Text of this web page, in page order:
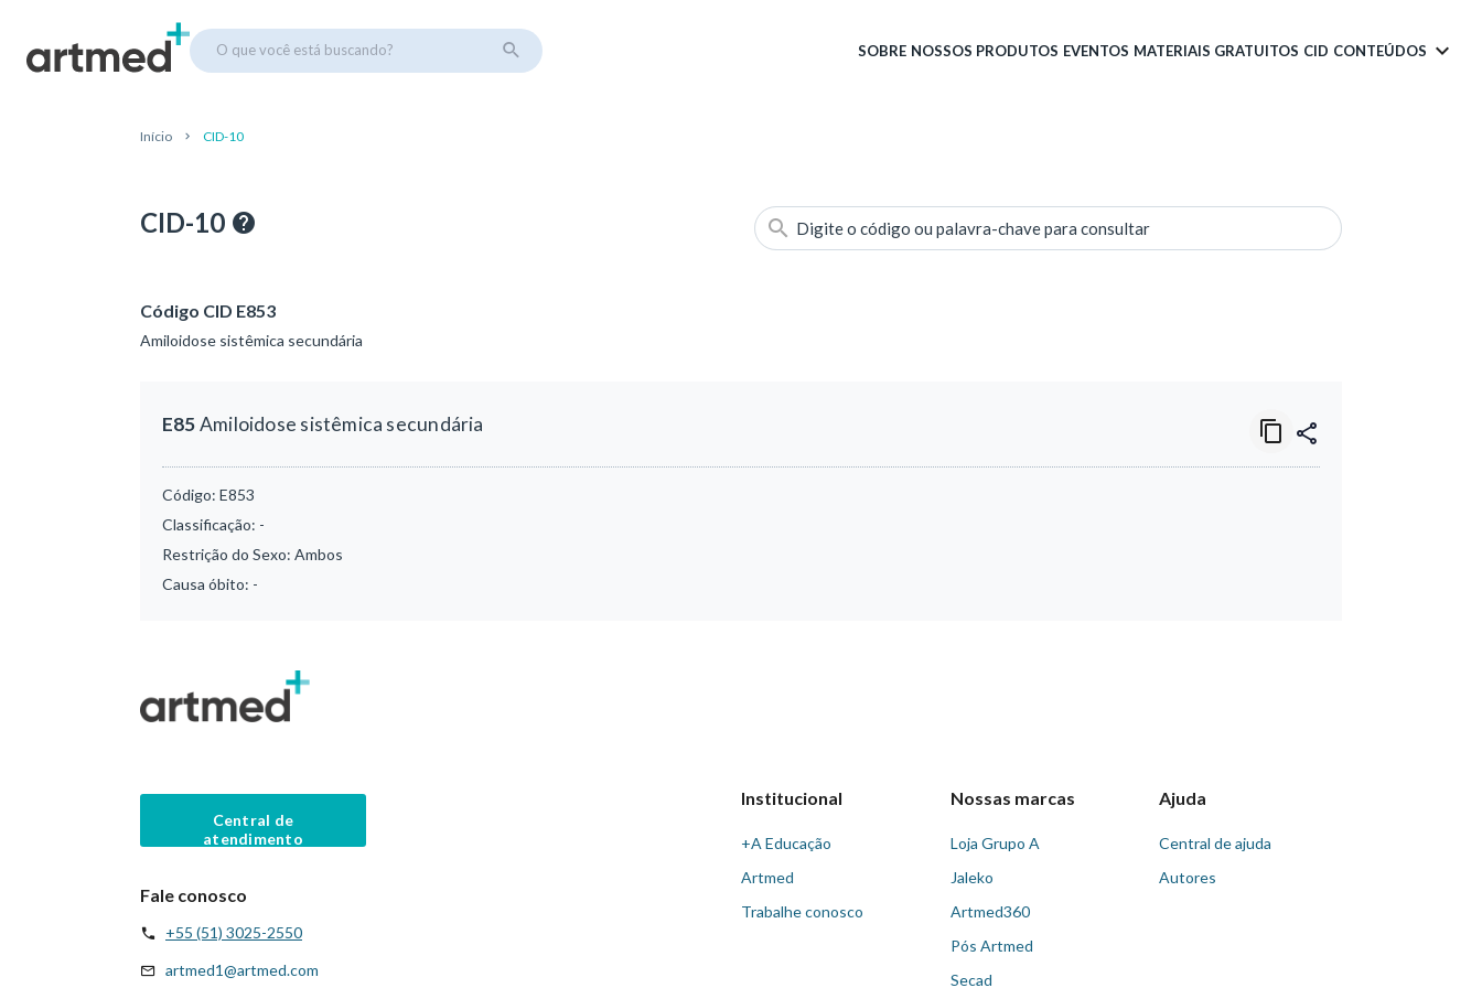
O que você está buscando? SOBRE NOSSOS PRODUTOS EVENTOS MATERIAIS GRATUITOS CID CONTEÚDOS
Início CID-10
CID-10 Digite o código ou palavra-chave para consultar
Código CID E853
Amiloidose sistêmica secundária
E85Amiloidose sistêmica secundária
Código: E853
Classificação: -
Restrição do Sexo: Ambos
Causa óbito: -
Central de
atendimento
Fale conosco
+55 (51) 3025-2550
artmed1@artmed.com
Institucional
+A Educação
Artmed
Trabalhe conosco
Nossas marcas
Loja Grupo A
Jaleko
Artmed360
Pós Artmed
Secad
Ajuda
Central de ajuda
Autores